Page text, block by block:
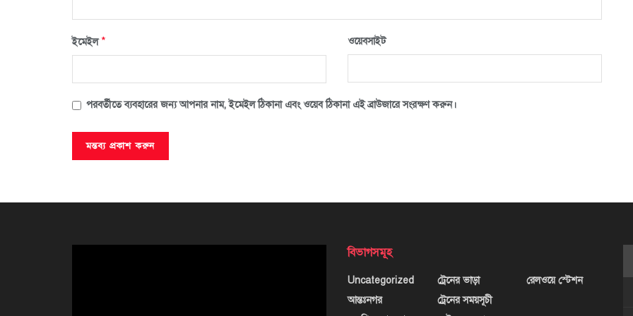
ইমেইল* ওয়েবসাইট
পরবর্তীতে ব্যবহারের জন্য আপনার নাম, ইমেইল ঠিকানা এবং ওয়েব ঠিকানা এই ব্রাউজারে সংরক্ষণ করুন।
বিভাগসমূহ
Uncategorized
আন্তঃনগর
ট্রেনের ভাড়া
ট্রেনের সময়সূচী
রেলওয়ে স্টেশন